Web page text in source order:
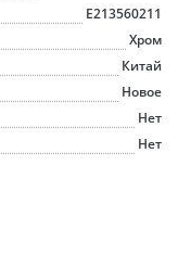
Е213560211
Хром
Китай
Новое
Нет
Нет